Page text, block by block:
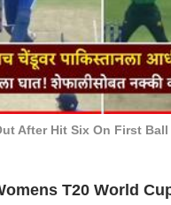
After Hit Six On First
T20 World